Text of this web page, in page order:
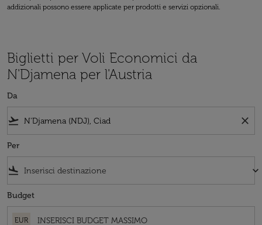
addizionali possono essere applicate per prodotti e servizi opzionali.
Biglietti per Voli Economici da
N'Djamena per l'Austria
Da
flight_takeoff close
Per
flight_land keyboard_arrow_down
Budget
EUR